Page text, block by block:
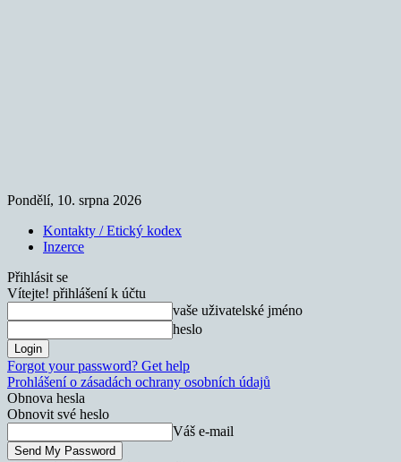
Pondělí, 10. srpna 2026
Kontakty / Etický kodex
Inzerce
Přihlásit se
Vítejte! přihlášení k účtu
vaše uživatelské jméno
heslo
Forgot your password? Get help
Prohlášení o zásadách ochrany osobních údajů
Obnova hesla
Obnovit své heslo
Váš e-mail